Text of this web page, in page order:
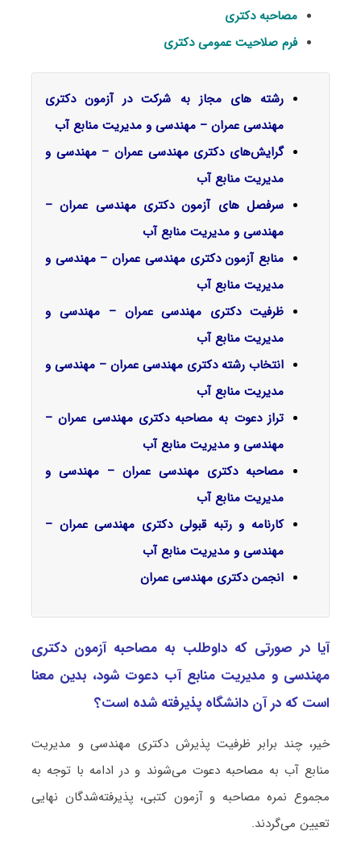
مصاحبه دکتری
فرم صلاحیت عمومی دکتری
رشته های مجاز به شرکت در آزمون دکتری
مهندسی عمران – مهندسی و مدیریت ﻣﻨﺎﺑﻊ آب
گرایش‌های دکتری مهندسی عمران – مهندسی و
مدیریت ﻣﻨﺎﺑﻊ آب
سرفصل‌ های آزمون دکتری مهندسی عمران –
مهندسی و مدیریت ﻣﻨﺎﺑﻊ آب
منابع آزمون دکتری مهندسی عمران – مهندسی و
مدیریت ﻣﻨﺎﺑﻊ آب
ظرفیت دکتری مهندسی عمران – مهندسی و
مدیریت ﻣﻨﺎﺑﻊ آب
انتخاب رشته دکتری مهندسی عمران – مهندسی و
مدیریت ﻣﻨﺎﺑﻊ آب
تراز دعوت به مصاحبه دکتری مهندسی عمران –
مهندسی و مدیریت ﻣﻨﺎﺑﻊ آب
مصاحبه دکتری مهندسی عمران – مهندسی و
مدیریت ﻣﻨﺎﺑﻊ آب
کارنامه و رتبه قبولی دکتری مهندسی عمران –
مهندسی و مدیریت ﻣﻨﺎﺑﻊ آب
انجمن دکتری مهندسی عمران
آیا در صورتی که داوطلب به مصاحبه آزمون دکتری
مهندسی و مدیریت ﻣﻨﺎﺑﻊ آب دعوت شود، بدین معنا
است که در آن دانشگاه پذیرفته شده است؟
خیر، چند برابر ظرفیت پذیرش دکتری مهندسی و مدیریت
ﻣﻨﺎﺑﻊ آب به مصاحبه دعوت می‌شوند و در ادامه با توجه به
مجموع نمره مصاحبه و آزمون کتبی، پذیرفته‌شدگان نهایی
تعیین می‌گردند.